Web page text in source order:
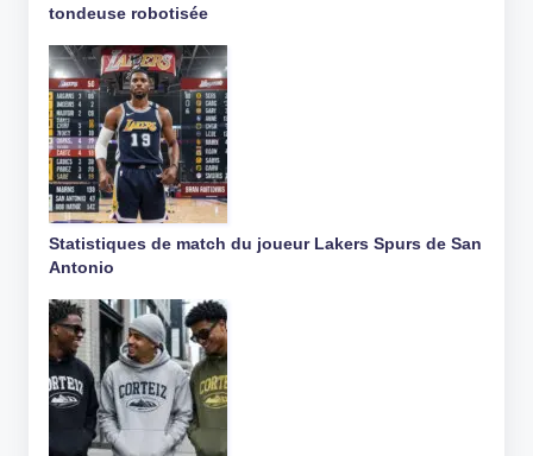
tondeuse robotisée
Statistiques de match du joueur Lakers Spurs de San
Antonio